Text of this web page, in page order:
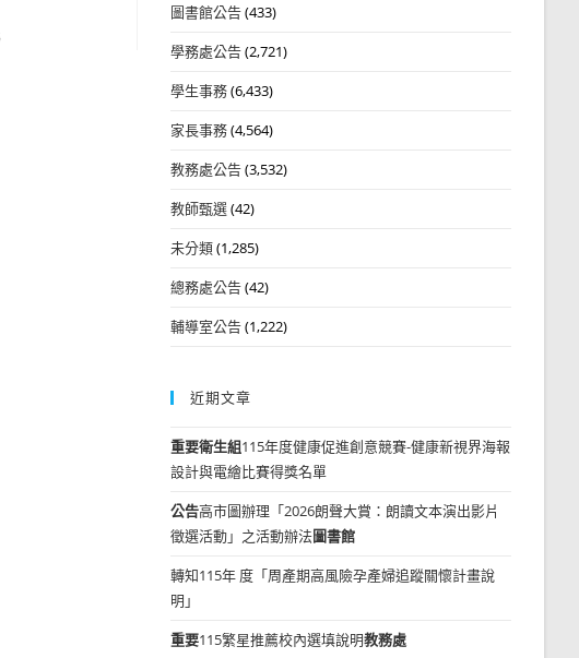
圖書館公告(433)
學務處公告(2,721)
學生事務(6,433)
家長事務(4,564)
教務處公告(3,532)
教師甄選(42)
未分類(1,285)
總務處公告(42)
輔導室公告(1,222)
近期文章
重要衛生組115年度健康促進創意競賽-健康新視界海報
設計與電繪比賽得獎名單
公告高市圖辦理「2026朗聲大賞：朗讀文本演出影片
徵選活動」之活動辦法圖書館
轉知115年 度「周產期高風險孕產婦追蹤關懷計畫說
明」
重要115繁星推薦校內選填說明教務處